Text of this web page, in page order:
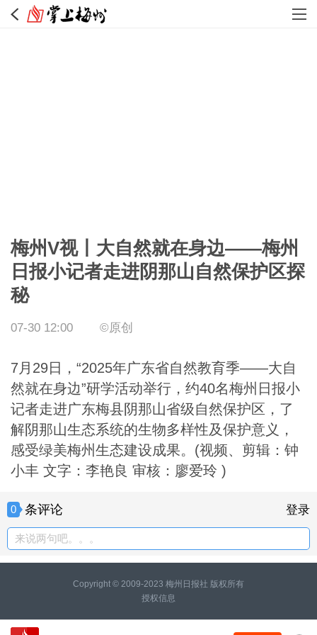
梅州V视丨大自然就在身边——梅州
日报小记者走进阴那山自然保护区探
秘
07-30 12:00 ©原创
7月29日，“2025年广东省自然教育季——大自
然就在身边”研学活动举行，约40名梅州日报小
记者走进广东梅县阴那山省级自然保护区，了
解阴那山生态系统的生物多样性及保护意义，
感受绿美梅州生态建设成果。(视频、剪辑：钟
小丰 文字：李艳良 审核：廖爱玲 )
0 条评论 登录
来说两句吧。。。
Copyright © 2009-2023 梅州日报社 版权所有
授权信息